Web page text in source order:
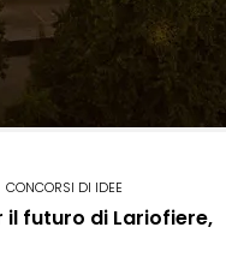
CONCORSI DI IDEE
il futuro di Lariofiere,